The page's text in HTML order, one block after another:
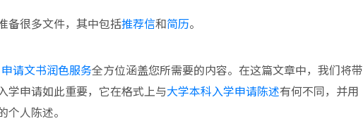
备很多文件，其中包括推荐信和简历。
请文书润色服务全方位涵盖您所需要的内容。在这篇文章中，我们将带
学申请如此重要，它在格式上与大学本科入学申请陈述有何不同，并用
人陈述。